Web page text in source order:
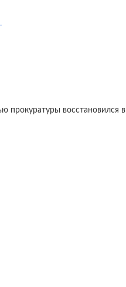
прокуратуры восстановился в